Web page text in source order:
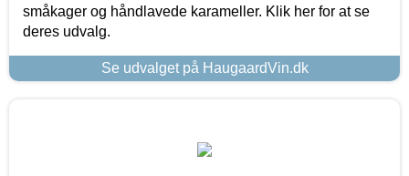
småkager og håndlavede karameller. Klik her for at se
deres udvalg.
Se udvalget på HaugaardVin.dk